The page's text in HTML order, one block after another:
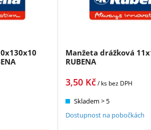
Manžeta drážková
RUBENA
3,50Kč/ ks bez DPH
Skladem > 5
Dostupnost na pobočkách